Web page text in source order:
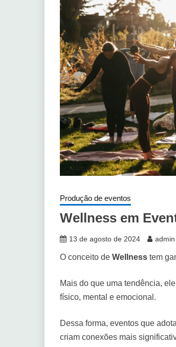
Produção de eventos
Wellness em
13 de agosto de 2024 admin
O conceito de Wellness tem
Mais do que uma tendência,
físico, mental e emocional.
Dessa forma, eventos que
criam conexões mais